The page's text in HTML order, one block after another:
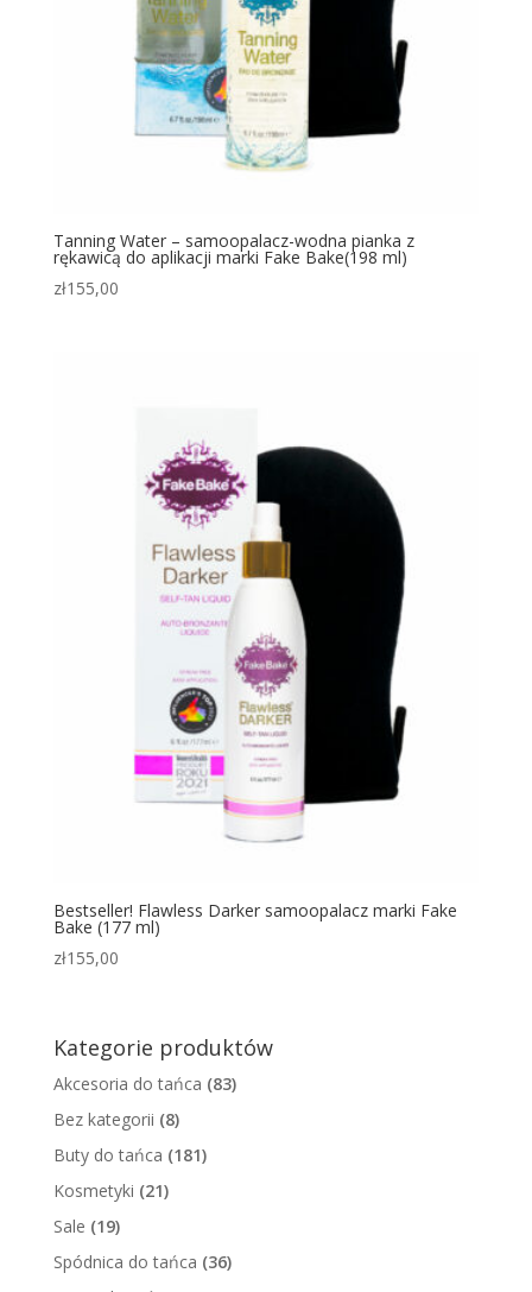
Tanning Water – samoopalacz-wodna pianka z
rękawicą do aplikacji marki Fake Bake(198 ml)
zł155,00
Bestseller! Flawless Darker samoopalacz marki Fake
Bake (177 ml)
zł155,00
Kategorie produktów
Akcesoria do tańca (83)
Bez kategorii (8)
Buty do tańca (181)
Kosmetyki (21)
Sale (19)
Spódnica do tańca (36)